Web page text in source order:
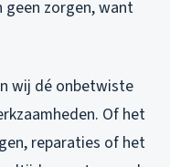
geen zorgen, want
wij dé onbetwiste
Of het
reparaties of het